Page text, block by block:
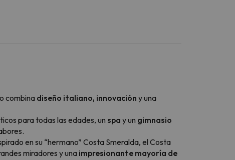
combina diseño italiano, innovación y una
para todas las edades, un spa y un gimnasio
en su “hermano” Costa Smeralda, el Costa
miradores y una impresionante mayoría de